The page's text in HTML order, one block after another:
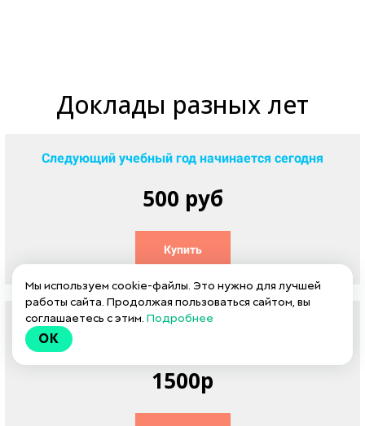
Доклады разных лет
Следующий учебный год начинается сегодня
500 руб
Купить
Множественные отношения и связанные с ними
1500р
Мы используем cookie-файлы. Это нужно для лучшей
работы сайта. Продолжая пользоваться сайтом, вы
соглашаетесь с этим. Подробнее
OK